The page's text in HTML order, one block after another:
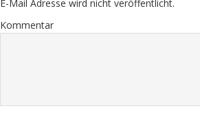
E-Mail Adresse wird nicht veröffentlicht.
Kommentar